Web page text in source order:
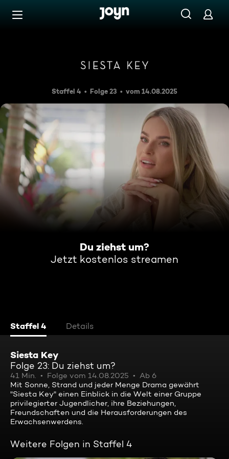
Zum Inhalt springen
Staffel 4 Folge 23 vom 14.08.2025
Du ziehst um?
Jetzt kostenlos streamen
Staffel 4 Details
Siesta Key
Folge 23: Du ziehst um?
41 Min. Folge vom 14.08.2025
Ab 6
Mit Sonne, Strand und jeder Menge Drama gewährt
"Siesta Key" einen Einblick in die Welt einer Gruppe
privilegierter Jugendlicher, ihre Beziehungen,
Freundschaften und die Herausforderungen des
Erwachsenwerdens.
Weitere Folgen in Staffel 4